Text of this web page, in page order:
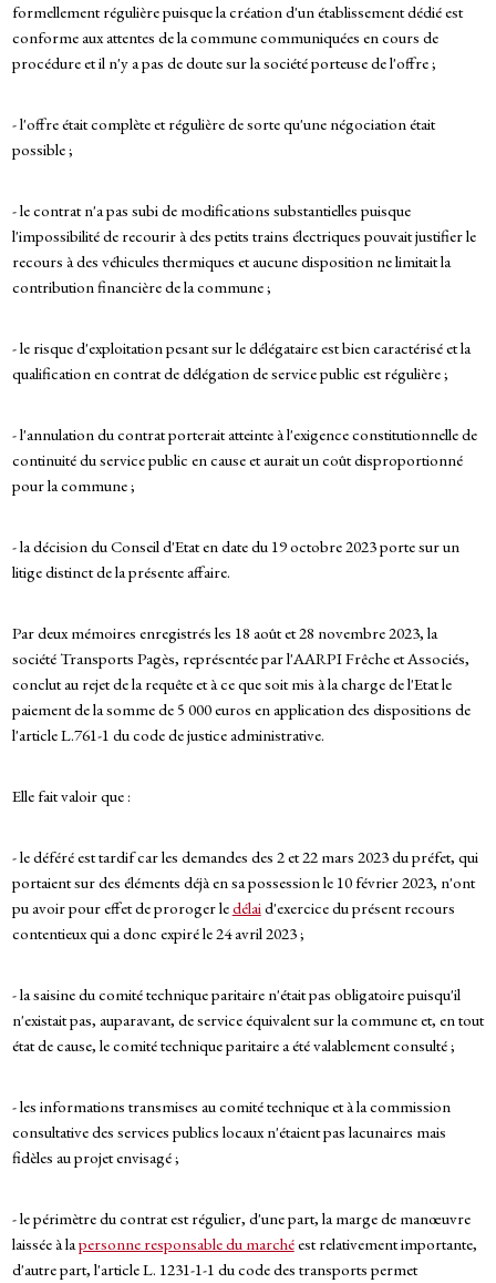
formellement régulière puisque la création d'un établissement dédié est
conforme aux attentes de la commune communiquées en cours de
procédure et il n'y a pas de doute sur la société porteuse de l'offre ;
- l'offre était complète et régulière de sorte qu'une négociation était
possible ;
- le contrat n'a pas subi de modifications substantielles puisque
l'impossibilité de recourir à des petits trains électriques pouvait justifier le
recours à des véhicules thermiques et aucune disposition ne limitait la
contribution financière de la commune ;
- le risque d'exploitation pesant sur le délégataire est bien caractérisé et la
qualification en contrat de délégation de service public est régulière ;
- l'annulation du contrat porterait atteinte à l'exigence constitutionnelle de
continuité du service public en cause et aurait un coût disproportionné
pour la commune ;
- la décision du Conseil d'Etat en date du 19 octobre 2023 porte sur un
litige distinct de la présente affaire.
Par deux mémoires enregistrés les 18 août et 28 novembre 2023, la
société Transports Pagès, représentée par l'AARPI Frêche et Associés,
conclut au rejet de la requête et à ce que soit mis à la charge de l'Etat le
paiement de la somme de 5 000 euros en application des dispositions de
l'article L.761-1 du code de justice administrative.
Elle fait valoir que :
- le déféré est tardif car les demandes des 2 et 22 mars 2023 du préfet, qui
portaient sur des éléments déjà en sa possession le 10 février 2023, n'ont
pu avoir pour effet de proroger ledélaid'exercice du présent recours
contentieux qui a donc expiré le 24 avril 2023 ;
- la saisine du comité technique paritaire n'était pas obligatoire puisqu'il
n'existait pas, auparavant, de service équivalent sur la commune et, en tout
état de cause, le comité technique paritaire a été valablement consulté ;
- les informations transmises au comité technique et à la commission
consultative des services publics locaux n'étaient pas lacunaires mais
fidèles au projet envisagé ;
- le périmètre du contrat est régulier, d'une part, la marge de manœuvre
laissée à lapersonne responsable du marchéest relativement importante,
d'autre part, l'article L. 1231-1-1 du code des transports permet